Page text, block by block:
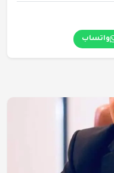
واتساب